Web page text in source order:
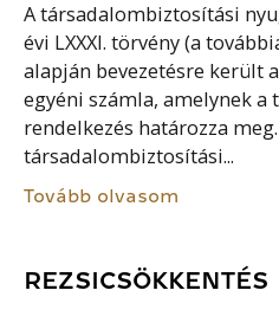
A társadalombiztosítási
évi LXXXI. törvény (a
alapján bevezetésre került
egyéni számla, amelynek
rendelkezés határozza
társadalombiztosítási...
Tovább olvasom
REZSICSÖKKENTÉS